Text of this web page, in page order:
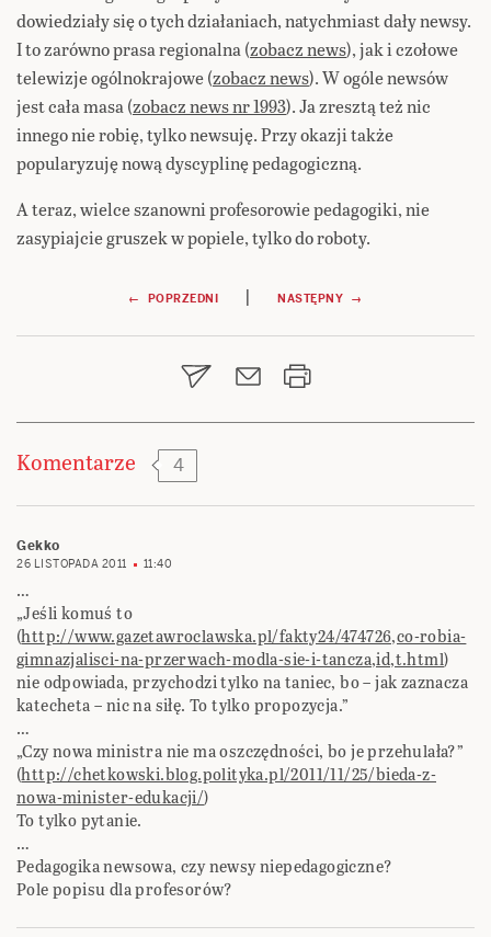
dowiedziały się o tych działaniach, natychmiast dały newsy.
I to zarówno prasa regionalna (zobacz news), jak i czołowe
telewizje ogólnokrajowe (zobacz news). W ogóle newsów
jest cała masa (zobacz news nr 1993). Ja zresztą też nic
innego nie robię, tylko newsuję. Przy okazji także
popularyzuję nową dyscyplinę pedagogiczną.
A teraz, wielce szanowni profesorowie pedagogiki, nie
zasypiajcie gruszek w popiele, tylko do roboty.
Nawigacja
wpisu
← POPRZEDNI | NASTĘPNY →
Komentarze 4
Gekko
26 LISTOPADA 2011 11:40
…
„Jeśli komuś to
(http://www.gazetawroclawska.pl/fakty24/474726,co-robia-
gimnazjalisci-na-przerwach-modla-sie-i-tancza,id,t.html)
nie odpowiada, przychodzi tylko na taniec, bo – jak zaznacza
katecheta – nic na siłę. To tylko propozycja.”
…
„Czy nowa ministra nie ma oszczędności, bo je przehulała?”
(http://chetkowski.blog.polityka.pl/2011/11/25/bieda-z-
nowa-minister-edukacji/)
To tylko pytanie.
…
Pedagogika newsowa, czy newsy niepedagogiczne?
Pole popisu dla profesorów?